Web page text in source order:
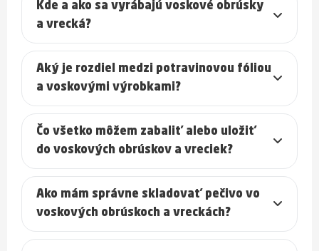
Kde a ako sa vyrábajú voskové obrúsky
a vrecká?
Aký je rozdiel medzi potravinovou fóliou
a voskovými výrobkami?
Čo všetko môžem zabaliť alebo uložiť
do voskových obrúskov a vreciek?
Ako mám správne skladovať pečivo vo
voskových obrúskoch a vreckách?